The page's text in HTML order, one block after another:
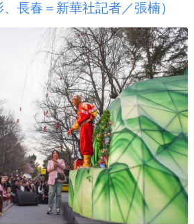
、長春＝新華社記者／張楠）